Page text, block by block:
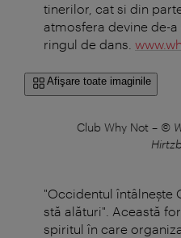
tinerilor, cat si din
atmosfera devine de-
ringul de dans.
Afişare toate imaginile
Club Why Not– ©
"Occidentul întâlneşte
stă alături". Această
spiritul în care